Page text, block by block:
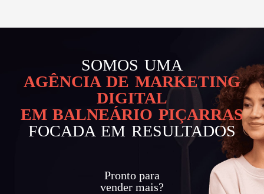
SOMOS UMA
AGÊNCIA DE MARKETING
DIGITAL
EM BALNEÁRIO PIÇARRAS
FOCADA EM RESULTADOS
Pronto para
vender mais?